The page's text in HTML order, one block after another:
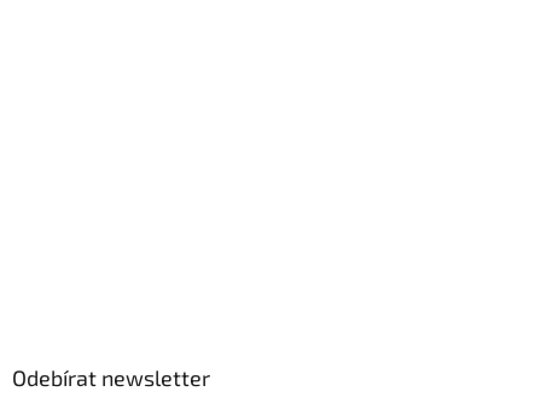
Odebírat newsletter